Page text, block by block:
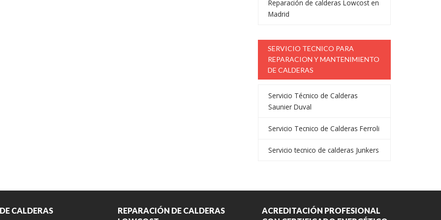
Reparación de calderas Lowcost en
Madrid
SERVICIO TECNICO PARA
REPARACION Y MANTENIMIENTO
DE CALDERAS
Servicio Técnico de Calderas
Saunier Duval
Servicio Tecnico de Calderas Ferroli
Servicio tecnico de calderas Junkers
CALDERAS
REPARACIÓN DE CALDERAS
ACREDITACIÓN PROFESIONAL